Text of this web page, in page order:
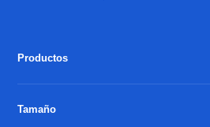
Productos
Tamaño